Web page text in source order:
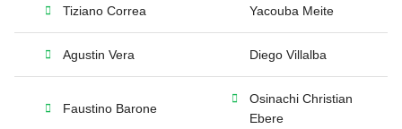
Tiziano Correa Yacouba Meite
Agustin Vera Diego Villalba
Faustino Barone
Osinachi Christian
Ebere